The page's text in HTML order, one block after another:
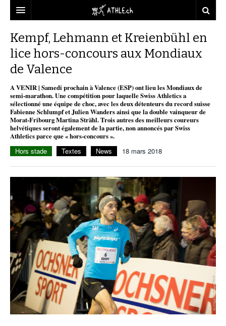
DOSSIERS
CHRONIQUES
TOUT
MICHEL HERREN
REPORTAGES
DOPAGE
GALERIES
STATISTIQUES
STATISTIQUES
MINIMA
PARTENAIRES
CNP
PARTENAIRES
CLUBS PARTENAIRES
FÉDÉRATION
TOUS SUPPORTERS D’ATHLE.CH !
PUBLICITÉ
VIDEOS
ATHLE.CH
CLUB D’ATHLÉTISME
TOUS SUPPORTERS D’ATHLE.CH !
CHARTE ÉDITORIALE
NOUS CONTACTER
POURQUOI ATHLE.CH ?
ATHLE.CH RÉGIONS
CNP LAUSANNE/AIGLE
ATHLE.CH RÉGIONS | GENÈVE
ATHLE.CH RÉGIONS | JURA
ATHLE.CH RÉGIONS | VAUD
ATHLE.CH VINTAGE
TIMELINE
BIOGRAPHIES
HIGHLIGHTS
LIVRES
Kempf, Lehmann et Kreienbühl en
lice hors-concours aux Mondiaux
de Valence
A VENIR | Samedi prochain à Valence (ESP) ont lieu les Mondiaux de
semi-marathon. Une compétition pour laquelle Swiss Athletics a
sélectionné une équipe de choc, avec les deux détenteurs du record suisse
Fabienne Schlumpf et Julien Wanders ainsi que la double vainqueur de
Morat-Fribourg Martina Strähl. Trois autres des meilleurs coureurs
helvétiques seront également de la partie, non annoncés par Swiss
Athletics parce que « hors-concours ».
Hors stade Textes News 18 mars 2018